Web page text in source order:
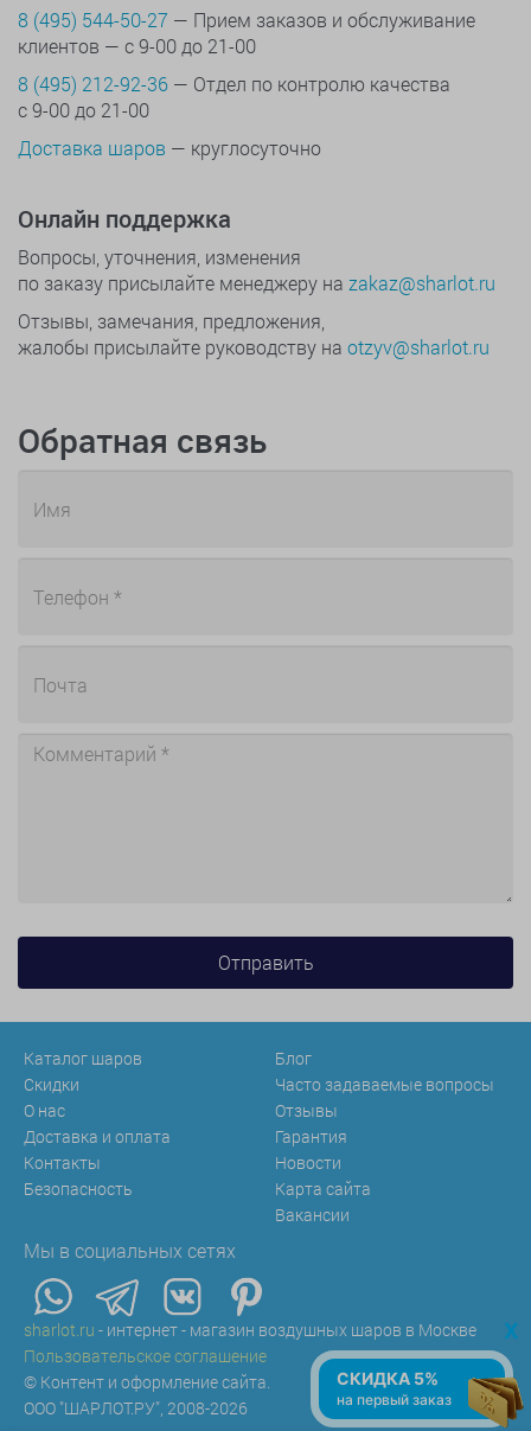
8 (495) 544-50-27 — Прием заказов и обслуживание
клиентов — с 9-00 до 21-00
8 (495) 212-92-36 — Отдел по контролю качества
с 9-00 до 21-00
Доставка шаров — круглосуточно
Онлайн поддержка
Вопросы, уточнения, изменения
по заказу присылайте менеджеру на zakaz@sharlot.ru
Отзывы, замечания, предложения,
жалобы присылайте руководству на otzyv@sharlot.ru
Обратная связь
Каталог шаров
Скидки
О нас
Доставка и оплата
Контакты
Безопасность
Блог
Часто задаваемые вопросы
Отзывы
Гарантия
Новости
Карта сайта
Вакансии
Мы в социальных сетях
sharlot.ru - интернет - магазин воздушных шаров в Москве
Пользовательское соглашение
© Контент и оформление сайта.
ООО "ШАРЛОТ.РУ", 2008-2026
x
СКИДКА 5%
на первый заказ